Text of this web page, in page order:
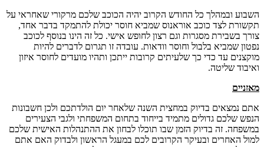
השבוע ובמהלך כל החודש הקרוב יהיה הכוכב שלכם מרקורי שאחראי על
תקשורת לצד כוכב אוראנוס שמביא חוסר יכולת להתמקד בדבר אחד,
צורך בשבירת מסגרות וגם רצון לחופש אישי. כל זה הינו בנוסף לכוכב
נפטון שמביא בלבול וחוסר וודאות. עובדה זו תגרום לדברים להיות
מוקצנים עד כדי כך שלעיתים קרובות ייתכן ותהיו מועדים לחוסר איזון
ואיבוד שליטה.
מאזניים
אתם נמצאים בדיוק במחצית השנה שלאחר יום הולדתכם ולכן חשבונות
הנפש שלכם גדולים מתמיד בייחוד בתחום המשפחתי ולגבי הצעירים
במשפחה. זה בדיוק הזמן שבו תוכלו לבחון את ההתנהלות האישית שלכם
למול האחרים ובעיקר הקרובים לכם במעגל הראשון ולבדוק האם אתם